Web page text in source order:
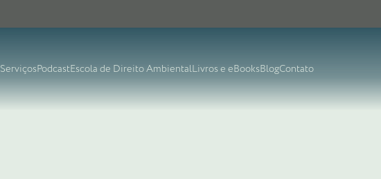
ServiçosPodcastEscola de Direito AmbientalLivros e eBooksBlogContato